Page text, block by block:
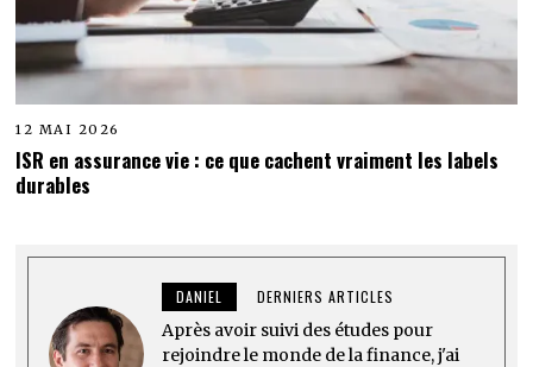
12 MAI 2026
ISR en assurance vie : ce que cachent vraiment les labels
durables
DANIEL DERNIERS ARTICLES
Après avoir suivi des études pour
rejoindre le monde de la finance, j'ai